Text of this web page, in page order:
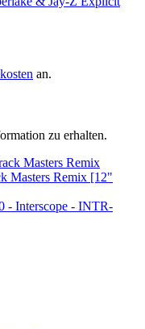
an.
zu erhalten.
Masters Remix [12"
- Interscope - INTR-